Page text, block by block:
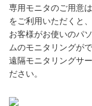
専用モニタのご用意
をご利用いただくと、
お客様がお使いのパ
ムのモニタリングが
遠隔モニタリングサ
ださい。